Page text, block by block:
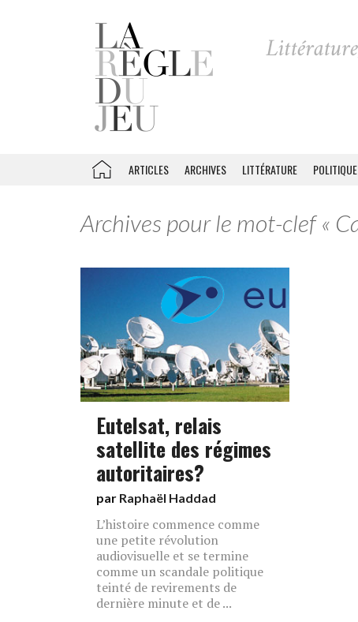
ARTICLES ARCHIVES LITTÉRATURE POLITIQUE
Archives pour le mot-clef «
Eutelsat, relais
satellite des régimes
autoritaires?
par Raphaël Haddad
L’histoire commence comme
une petite révolution
audiovisuelle et se termine
comme un scandale politique
teinté de revirements de
dernière minute et de ...